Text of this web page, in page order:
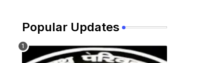
Popular Updates